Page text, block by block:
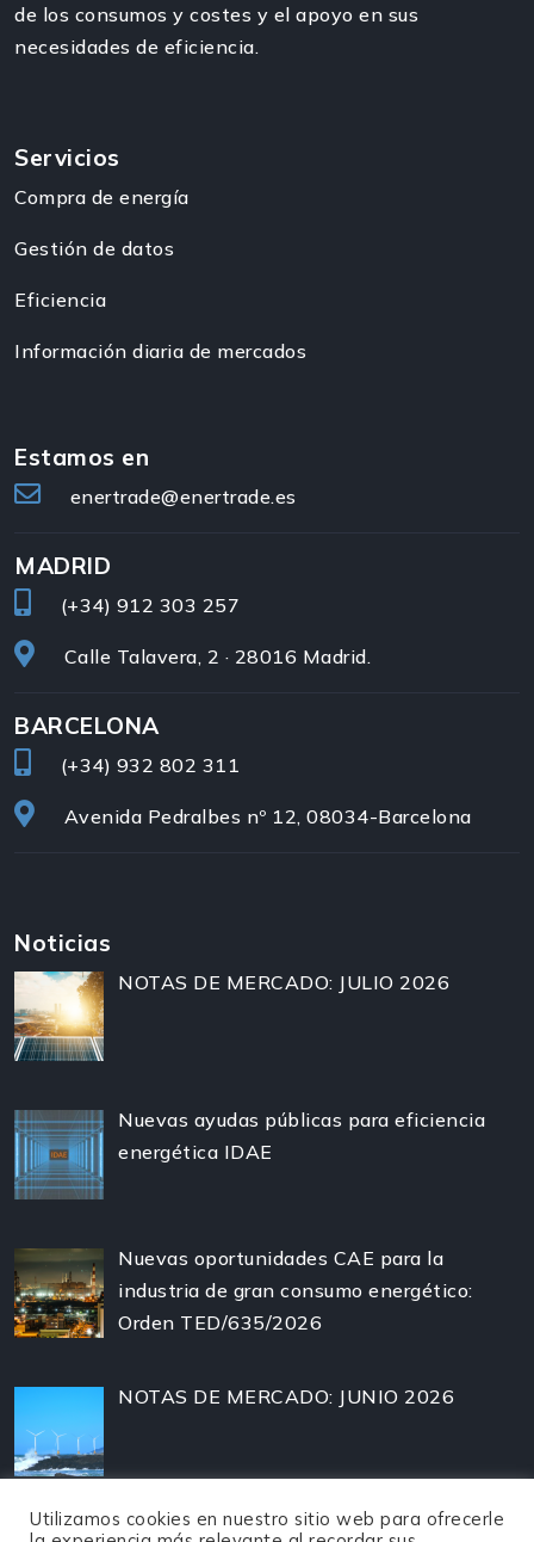
de los consumos y costes y el apoyo en sus
necesidades de eficiencia.
Servicios
Compra de energía
Gestión de datos
Eficiencia
Información diaria de mercados
Estamos en
enertrade@enertrade.es
MADRID
(+34) 912 303 257
Calle Talavera, 2 · 28016 Madrid.
BARCELONA
(+34) 932 802 311
Avenida Pedralbes nº 12, 08034-Barcelona
Noticias
NOTAS DE MERCADO: JULIO 2026
Nuevas ayudas públicas para eficiencia
energética IDAE
Nuevas oportunidades CAE para la
industria de gran consumo energético:
Orden TED/635/2026
NOTAS DE MERCADO: JUNIO 2026
Utilizamos cookies en nuestro sitio web para ofrecerle